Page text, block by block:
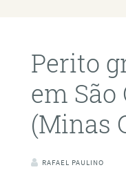
Perito
em São
(Minas
RAFAEL PAULINO